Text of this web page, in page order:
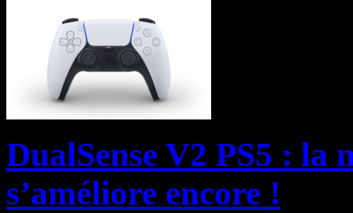
DualSense V2 PS5 : la
s’améliore encore !